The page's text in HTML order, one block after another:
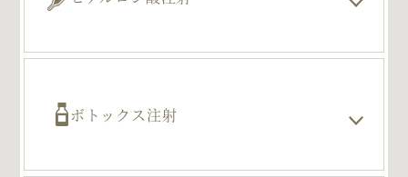
ボトックス注射